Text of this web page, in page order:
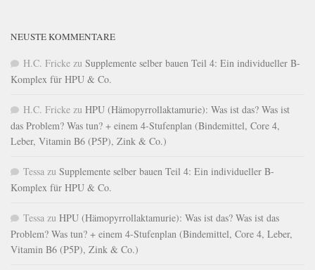
NEUSTE KOMMENTARE
H.C. Fricke zu Supplemente selber bauen Teil 4: Ein individueller B-
Komplex für HPU & Co.
H.C. Fricke zu HPU (Hämopyrrollaktamurie): Was ist das? Was ist
das Problem? Was tun? + einem 4-Stufenplan (Bindemittel, Core 4,
Leber, Vitamin B6 (P5P), Zink & Co.)
Tessa zu Supplemente selber bauen Teil 4: Ein individueller B-
Komplex für HPU & Co.
Tessa zu HPU (Hämopyrrollaktamurie): Was ist das? Was ist das
Problem? Was tun? + einem 4-Stufenplan (Bindemittel, Core 4, Leber,
Vitamin B6 (P5P), Zink & Co.)